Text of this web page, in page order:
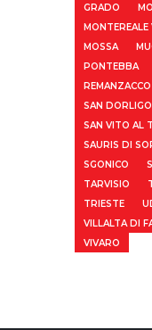
GRADO
MONTEREALE
MOSSA
PONTEBBA
REMANZACCO
SAN
SAN VITO AL
SAURIS DI
SGONICO
TARVISIO
TRIESTE
VILLALTA DI
VIVARO